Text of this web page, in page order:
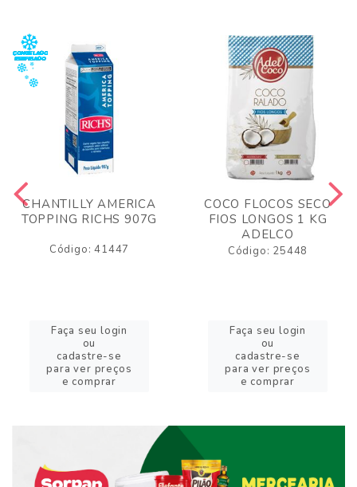
CHANTILLY AMERICA
TOPPING RICHS 907G
Código: 41447
Faça seu login
ou
cadastre-se
para ver preços
e comprar
COCO FLOCOS SECO
FIOS LONGOS 1 KG
ADELCO
Código: 25448
Faça seu login
ou
cadastre-se
para ver preços
e comprar